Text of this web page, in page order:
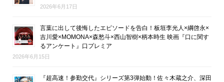
2026年6月17日
言葉に出して後悔したエピソードを告白！板垣李光人×綱啓永×
吉川愛×MOMONA×森愁斗×西山智樹×柄本時生 映画『口に関す
るアンケート』口プレミア
2026年6月15日
『超高速！参勤交代』シリーズ第3弾始動！佐々木蔵之介、深田